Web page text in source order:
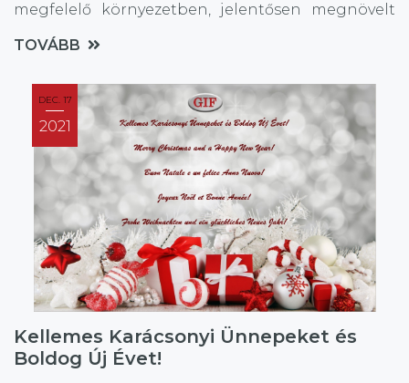
megfelelő környezetben, jelentősen megnövelt
TOVÁBB
Kellemes Karácsonyi Ünnepeket és
Boldog Új Évet!
DEC. 17
2021